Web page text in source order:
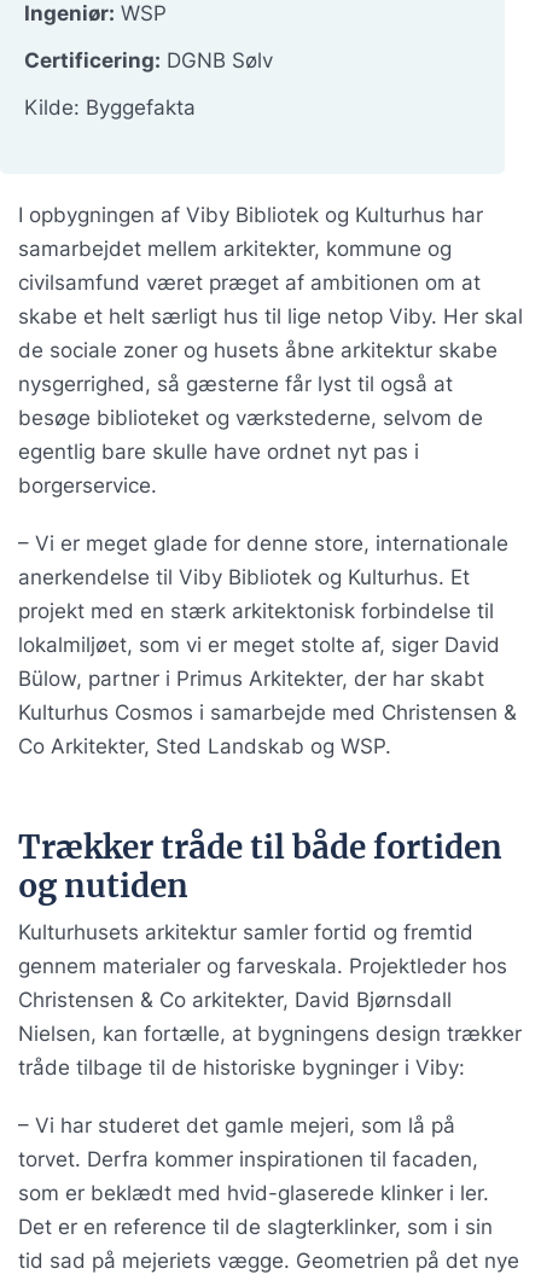
Ingeniør: WSP
Certificering: DGNB Sølv
Kilde: Byggefakta
I opbygningen af Viby Bibliotek og Kulturhus har
samarbejdet mellem arkitekter, kommune og
civilsamfund været præget af ambitionen om at
skabe et helt særligt hus til lige netop Viby. Her skal
de sociale zoner og husets åbne arkitektur skabe
nysgerrighed, så gæsterne får lyst til også at
besøge biblioteket og værkstederne, selvom de
egentlig bare skulle have ordnet nyt pas i
borgerservice.
– Vi er meget glade for denne store, internationale
anerkendelse til Viby Bibliotek og Kulturhus. Et
projekt med en stærk arkitektonisk forbindelse til
lokalmiljøet, som vi er meget stolte af, siger David
Bülow, partner i Primus Arkitekter, der har skabt
Kulturhus Cosmos i samarbejde med Christensen &
Co Arkitekter, Sted Landskab og WSP.
Trækker tråde til både fortiden
og nutiden
Kulturhusets arkitektur samler fortid og fremtid
gennem materialer og farveskala. Projektleder hos
Christensen & Co arkitekter, David Bjørnsdall
Nielsen, kan fortælle, at bygningens design trækker
tråde tilbage til de historiske bygninger i Viby:
– Vi har studeret det gamle mejeri, som lå på
torvet. Derfra kommer inspirationen til facaden,
som er beklædt med hvid-glaserede klinker i ler.
Det er en reference til de slagterklinker, som i sin
tid sad på mejeriets vægge. Geometrien på det nye